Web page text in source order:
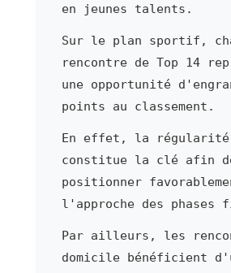
en jeunes talents.
Sur le plan sportif,
rencontre de Top 14
une opportunité
points au classement.
En effet, la régularité
constitue la clé afin
positionner
l'approche des phases
Par ailleurs, les
domicile bénéficient